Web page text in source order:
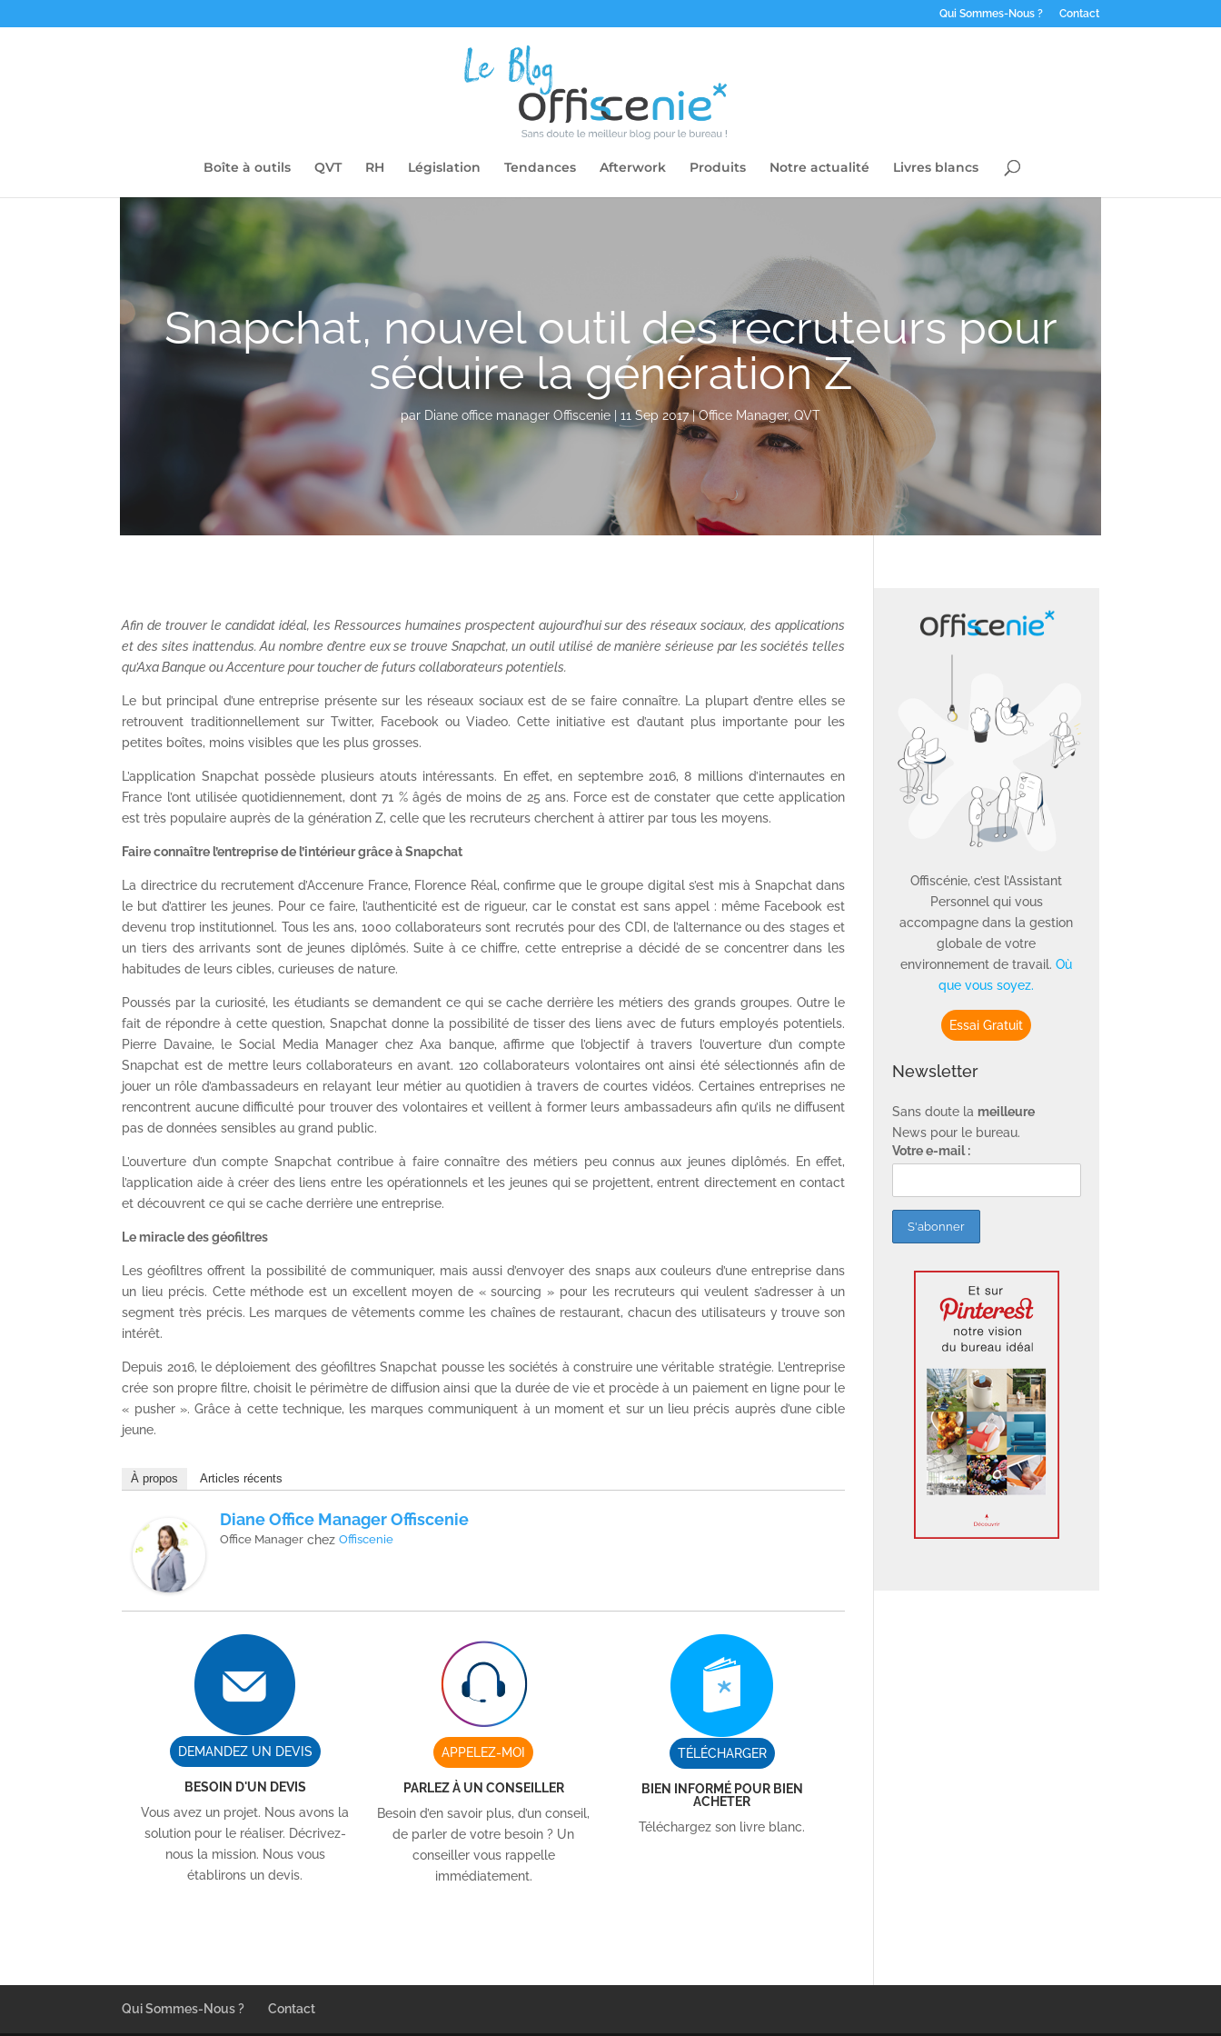
Qui Sommes-Nous ? Contact
Boîte à outils QVT RH Législation Tendances Afterwork Produits Notre actualité Livres blancs
Snapchat, nouvel outil des recruteurs pour
séduire la génération Z
par Diane office manager Offiscenie 11 Sep 2017|Office Manager, QVT
Afin de trouver le candidat idéal, les Ressources humaines prospectent aujourd’hui sur des réseaux sociaux, des applications
et des sites inattendus. Au nombre d’entre eux se trouve Snapchat, un outil utilisé de manière sérieuse par les sociétés telles
qu’Axa Banque ou Accenture pour toucher de futurs collaborateurs potentiels.
Le but principal d’une entreprise présente sur les réseaux sociaux est de se faire connaître. La plupart d’entre elles se
retrouvent traditionnellement sur Twitter, Facebook ou Viadeo. Cette initiative est d’autant plus importante pour les
petites boîtes, moins visibles que les plus grosses.
L’application Snapchat possède plusieurs atouts intéressants. En effet, en septembre 2016, 8 millions d’internautes en
France l’ont utilisée quotidiennement, dont 71 % âgés de moins de 25 ans. Force est de constater que cette application
est très populaire auprès de la génération Z, celle que les recruteurs cherchent à attirer par tous les moyens.
Faire connaître l’entreprise de l’intérieur grâce à Snapchat
La directrice du recrutement d’Accenure France, Florence Réal, confirme que le groupe digital s’est mis à Snapchat dans
le but d’attirer les jeunes. Pour ce faire, l’authenticité est de rigueur, car le constat est sans appel : même Facebook est
devenu trop institutionnel. Tous les ans, 1000 collaborateurs sont recrutés pour des CDI, de l’alternance ou des stages et
un tiers des arrivants sont de jeunes diplômés. Suite à ce chiffre, cette entreprise a décidé de se concentrer dans les
habitudes de leurs cibles, curieuses de nature.
Poussés par la curiosité, les étudiants se demandent ce qui se cache derrière les métiers des grands groupes. Outre le
fait de répondre à cette question, Snapchat donne la possibilité de tisser des liens avec de futurs employés potentiels.
Pierre Davaine, le Social Media Manager chez Axa banque, affirme que l’objectif à travers l’ouverture d’un compte
Snapchat est de mettre leurs collaborateurs en avant. 120 collaborateurs volontaires ont ainsi été sélectionnés afin de
jouer un rôle d’ambassadeurs en relayant leur métier au quotidien à travers de courtes vidéos. Certaines entreprises ne
rencontrent aucune difficulté pour trouver des volontaires et veillent à former leurs ambassadeurs afin qu’ils ne diffusent
pas de données sensibles au grand public.
L’ouverture d’un compte Snapchat contribue à faire connaître des métiers peu connus aux jeunes diplômés. En effet,
l’application aide à créer des liens entre les opérationnels et les jeunes qui se projettent, entrent directement en contact
et découvrent ce qui se cache derrière une entreprise.
Le miracle des géofiltres
Les géofiltres offrent la possibilité de communiquer, mais aussi d’envoyer des snaps aux couleurs d’une entreprise dans
un lieu précis. Cette méthode est un excellent moyen de « sourcing » pour les recruteurs qui veulent s’adresser à un
segment très précis. Les marques de vêtements comme les chaînes de restaurant, chacun des utilisateurs y trouve son
intérêt.
Depuis 2016, le déploiement des géofiltres Snapchat pousse les sociétés à construire une véritable stratégie. L’entreprise
crée son propre filtre, choisit le périmètre de diffusion ainsi que la durée de vie et procède à un paiement en ligne pour le
« pusher ». Grâce à cette technique, les marques communiquent à un moment et sur un lieu précis auprès d’une cible
jeune.
À propos Articles récents
Diane Office Manager Offiscenie
Office Manager chezOffiscenie
DEMANDEZ UN DEVIS
BESOIN D'UN DEVIS
Vous avez un projet. Nous avons la
solution pour le réaliser. Décrivez-
nous la mission. Nous vous
établirons un devis.
APPELEZ-MOI
PARLEZ À UN CONSEILLER
Besoin d’en savoir plus, d’un conseil,
de parler de votre besoin ? Un
conseiller vous rappelle
immédiatement.
TÉLÉCHARGER
BIEN INFORMÉ POUR BIEN
ACHETER
Téléchargez son livre blanc.
Offiscénie, c’est l’Assistant
Personnel qui vous
accompagne dans la gestion
globale de votre
environnement de travail.Où
que vous soyez.
Essai Gratuit
Newsletter
Sans doute la meilleure
News pour le bureau.
Votre e-mail :
Qui Sommes-Nous ? Contact